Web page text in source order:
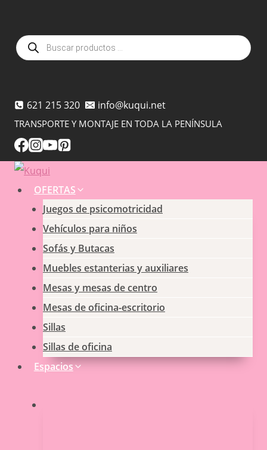
contenido
Búsqueda
de
productos
621 215 320 info@kuqui.net
TRANSPORTE Y MONTAJE EN TODA LA PENÍNSULA
OFERTAS
Juegos de psicomotricidad
Vehículos para niños
Sofás y Butacas
Muebles estanterias y auxiliares
Mesas y mesas de centro
Mesas de oficina-escritorio
Sillas
Sillas de oficina
Espacios